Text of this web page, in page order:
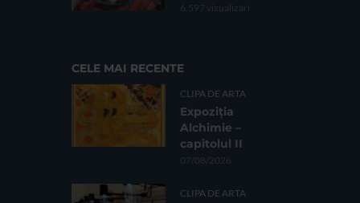
6.597 vizualizari
CELE MAI RECENTE
CLIPA DE ARTA
Expoziția
Alchimie –
capitolul II
07/08/2026
CLIPA DE ARTA